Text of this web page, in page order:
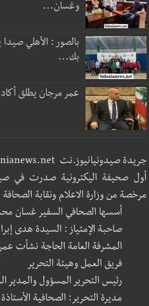
وغسان...
بالصور : الأهلي
بك...
عمر مرجان يطلق
جريدة صيدونيانيوز.نت www.sidonianews.net
مرخصة من وزارة الاعلام ونقابة الصحافة
أسسها الصحافي السفير غسان محمود
صاحبة الإمتياز : السيدة هدى
المشرفة العامة الحاجة نشأت
فريق العمل وهيئة التحرير
رئيس التحرير المسؤول والمدير
مديرة التحرير: الصحافية